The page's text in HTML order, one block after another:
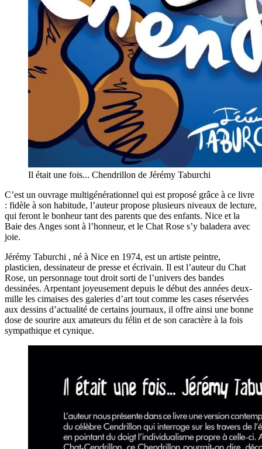
Il était une fois... Chendrillon de Jérémy Taburchi
C’est un ouvrage multigénérationnel qui est proposé grâce à ce livre
: fidèle à son habitude, l’auteur propose plusieurs niveaux de lecture,
qui feront le bonheur tant des parents que des enfants. Nice et la
Baie des Anges sont à l’honneur, et le Chat Rose s’y baladera avec
joie.
Jérémy Taburchi , né à Nice en 1974, est un artiste peintre,
plasticien, dessinateur de presse et écrivain. Il est l’auteur du Chat
Rose, un personnage tout droit sorti de l’univers des bandes
dessinées. Arpentant joyeusement depuis le début des années deux-
mille les cimaises des galeries d’art tout comme les cases réservées
aux dessins d’actualité de certains journaux, il offre ainsi une bonne
dose de sourire aux amateurs du félin et de son caractère à la fois
sympathique et cynique.